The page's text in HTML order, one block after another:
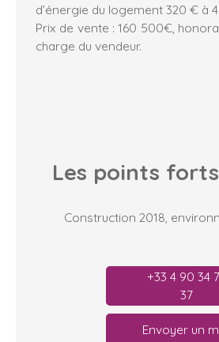
d’énergie du logement 320 € à
Prix de vente : 160 500€,
charge du vendeur.
Les points forts
+33 4 90 34
37
Envoyer un